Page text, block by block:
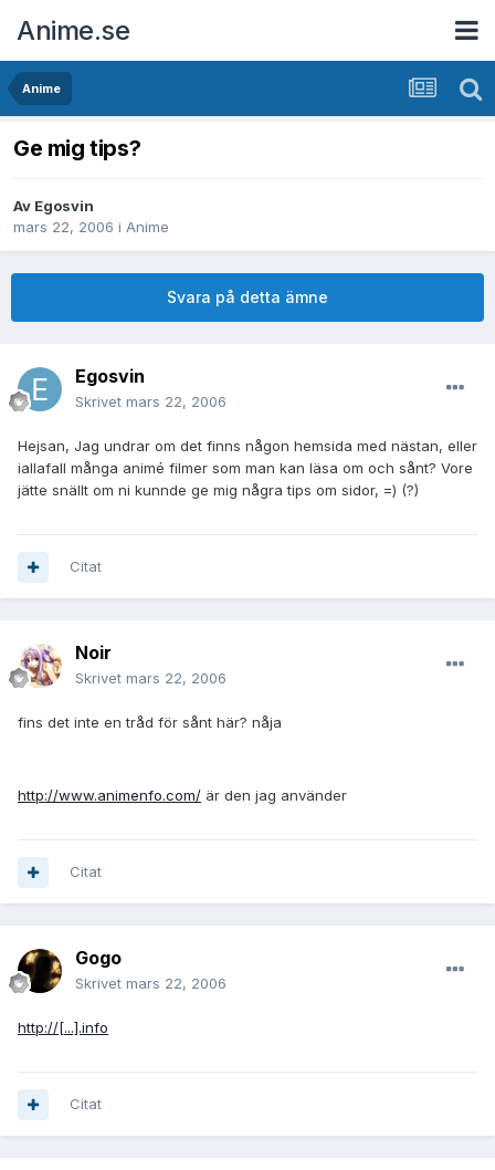
Anime.se
Anime
Ge mig tips?
Av Egosvin
mars 22, 2006 i Anime
Svara på detta ämne
Egosvin
Skrivet mars 22, 2006
Hejsan, Jag undrar om det finns någon hemsida med nästan, eller
iallafall många animé filmer som man kan läsa om och sånt? Vore
jätte snällt om ni kunnde ge mig några tips om sidor, =) (?)
Citat
Noir
Skrivet mars 22, 2006
fins det inte en tråd för sånt här? nåja
http://www.animenfo.com/ är den jag använder
Citat
Gogo
Skrivet mars 22, 2006
http://[...].info
Citat